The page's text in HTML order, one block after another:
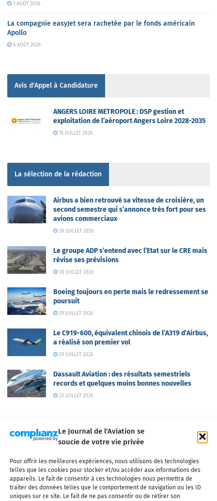
Le Journal de l'Aviation se
soucie de votre vie privée
Pour offrir les meilleures expériences, nous utilisons des technologies
telles que les cookies pour stocker et/ou accéder aux informations des
appareils. Le fait de consentir à ces technologies nous permettra de
traiter des données telles que le comportement de navigation ou les ID
uniques sur ce site. Le fait de ne pas consentir ou de retirer son
7 AOÛT 2026
La compagnie easyJet sera rachetée par le fonds américain
Apollo
6 AOÛT 2026
Avis d'Appel à Candidature
ANGERS LOIRE METROPOLE : DSP gestion et
exploitation de l’aéroport Angers Loire 2028-2035
15 JUILLET 2026
La sélection de la rédaction
Airbus a bien retrouvé sa vitesse de croisière, un
second semestre qui s’annonce très fort pour ses
avions commerciaux
30 JUILLET 2026
Le groupe ADP s’entend avec l’Etat sur le CRE mais
révise ses prévisions
30 JUILLET 2026
Boeing toujours en perte mais le redressement se
poursuit
29 JUILLET 2026
Le C919-600, équivalent chinois de l’A319 d’Airbus,
a réalisé son premier vol
29 JUILLET 2026
Dassault Aviation : des résultats semestriels
records et quelques moins bonnes nouvelles
23 JUILLET 2026
Qui sommes-nous ? Nous contacter
Partenaires
Mentions légales
CGV Politique de confidentialité Cookies